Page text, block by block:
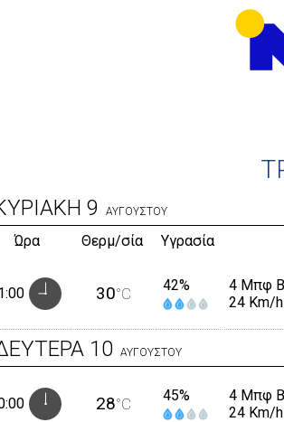
9 ΑΥΓΟΥΣΤΟΥ
Ώρα Θερμ/σία Υγρασία
30°C 42%
4 Μπφ B
24 Km/h
10 ΑΥΓΟΥΣΤΟΥ
28°C 45%
4 Μπφ
24 Km/h